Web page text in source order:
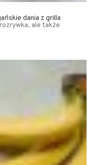
dania z grilla
ale także